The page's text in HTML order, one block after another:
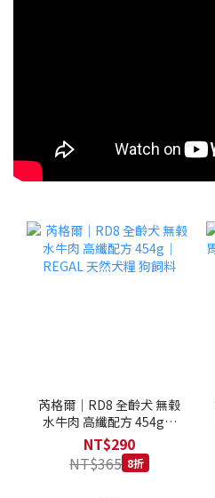
芮格爾｜RD8 全齡犬 無榖
水牛肉 高纖配方 454g｜
REGAL 天然犬糧 狗飼料
NT$290
NT$365 8折